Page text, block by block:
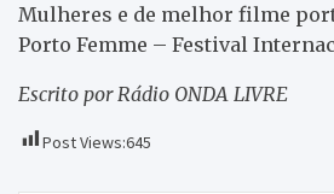
Mulheres e de melhor filme
Porto Femme – Festival
Escrito por Rádio ONDA LIVRE
Post Views:645